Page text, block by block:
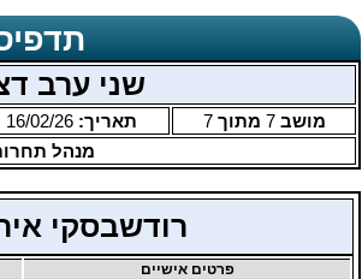
שני ערב
מושב7 מתוך7 תאריך: 16/02/26
מנהל
רודשבסקי
פרטים אישיים